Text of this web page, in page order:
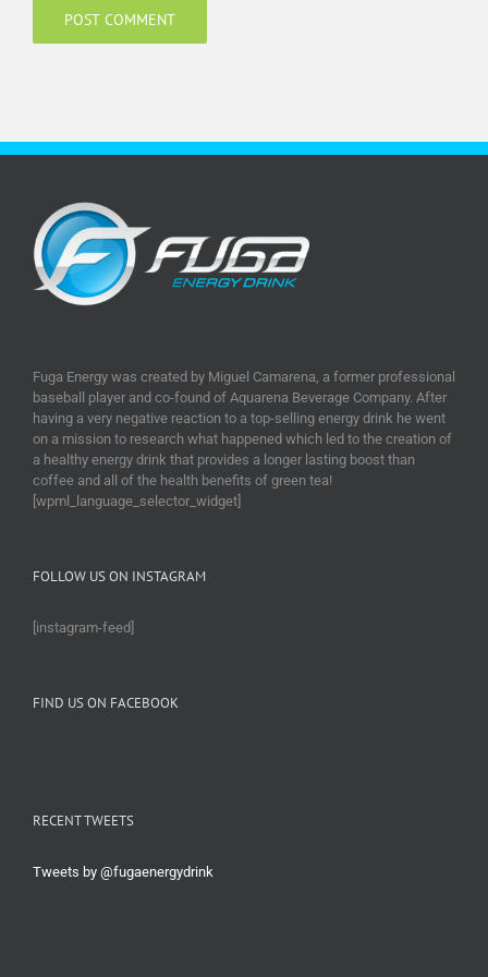
Fuga Energy was created by Miguel Camarena, a former professional
baseball player and co-found of Aquarena Beverage Company. After
having a very negative reaction to a top-selling energy drink he went
on a mission to research what happened which led to the creation of
a healthy energy drink that provides a longer lasting boost than
coffee and all of the health benefits of green tea!
[wpml_language_selector_widget]
FOLLOW US ON INSTAGRAM
[instagram-feed]
FIND US ON FACEBOOK
RECENT TWEETS
Tweets by @fugaenergydrink